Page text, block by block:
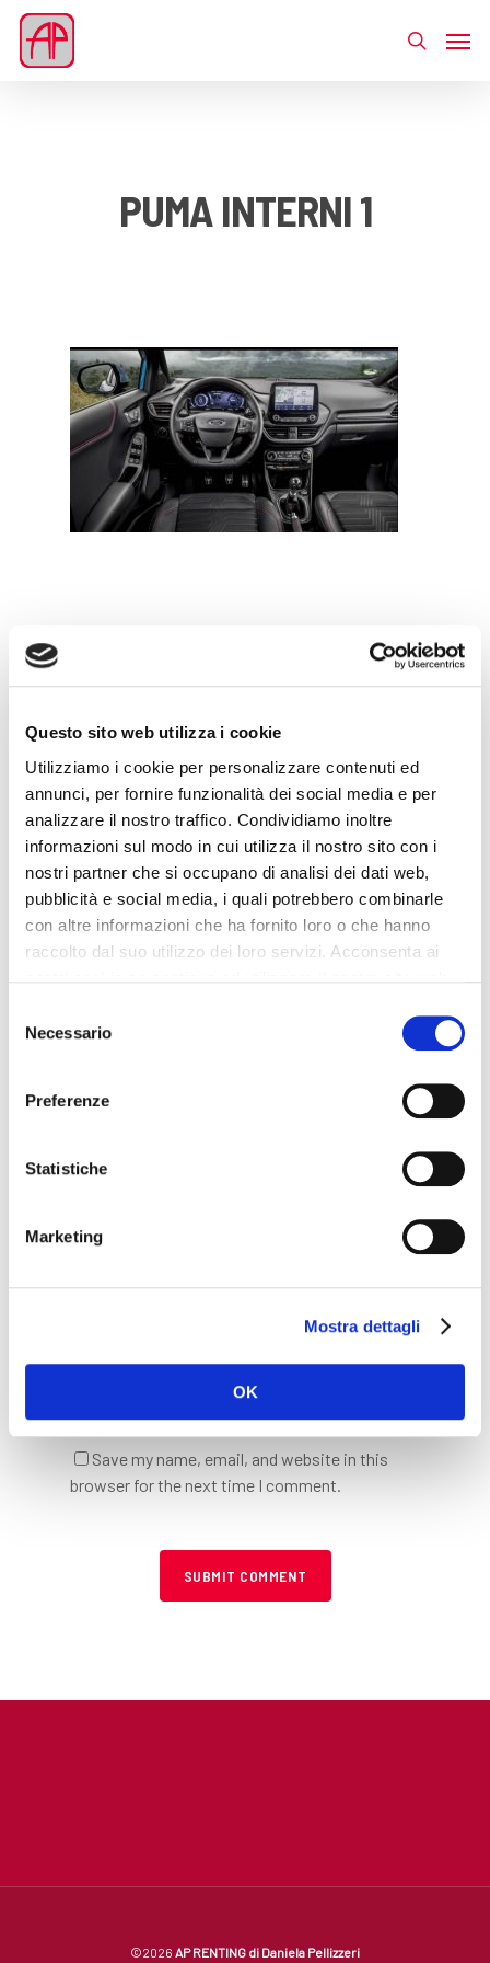
Questo sito web utilizza i cookie
Utilizziamo i cookie per personalizzare contenuti ed
annunci, per fornire funzionalità dei social media e per
analizzare il nostro traffico. Condividiamo inoltre
informazioni sul modo in cui utilizza il nostro sito con i
nostri partner che si occupano di analisi dei dati web,
pubblicità e social media, i quali potrebbero combinarle
con altre informazioni che ha fornito loro o che hanno
raccolto dal suo utilizzo dei loro servizi. Acconsenta ai
delNecessario
Preferenze
Statistiche
Marketing
Mostra dettagli
OK
PUMA INTERNI 1
Leave a Reply
Save my name, email, and website in this
browser for the next time I comment.
©2026 AP RENTING di Daniela Pellizzeri